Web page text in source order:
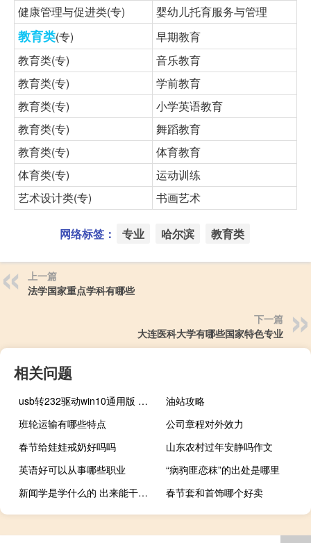
健康管理与促进类(专)
婴幼儿托育服务与管理
教育类(专)
早期教育
教育类(专)
音乐教育
教育类(专)
学前教育
教育类(专)
小学英语教育
教育类(专)
舞蹈教育
教育类(专)
体育教育
体育类(专)
运动训练
艺术设计类(专)
书画艺术
网络标签： 专业 哈尔滨 教育类
上一篇
法学国家重点学科有哪些
下一篇
大连医科大学有哪些国家特色专业
相关问题
usb转232驱动win10通用版 免费版（usb转232驱动win10通用版 免费版功能简介）
油站攻略
班轮运输有哪些特点
公司章程对外效力
春节给娃娃戒奶好吗吗
山东农村过年安静吗作文
英语好可以从事哪些职业
“病驹匪恋秣”的出处是哪里
新闻学是学什么的 出来能干什么（学新闻学可以干什么）
春节套和首饰哪个好卖